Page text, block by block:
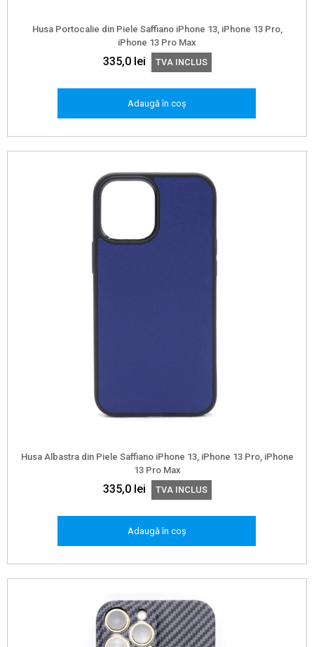
Husa Portocalie din Piele Saffiano iPhone 13, iPhone 13 Pro,
iPhone 13 Pro Max
335,0 lei TVA INCLUS
Adaugă în coș
Husa Albastra din Piele Saffiano iPhone 13, iPhone 13 Pro, iPhone
13 Pro Max
335,0 lei TVA INCLUS
Adaugă în coș